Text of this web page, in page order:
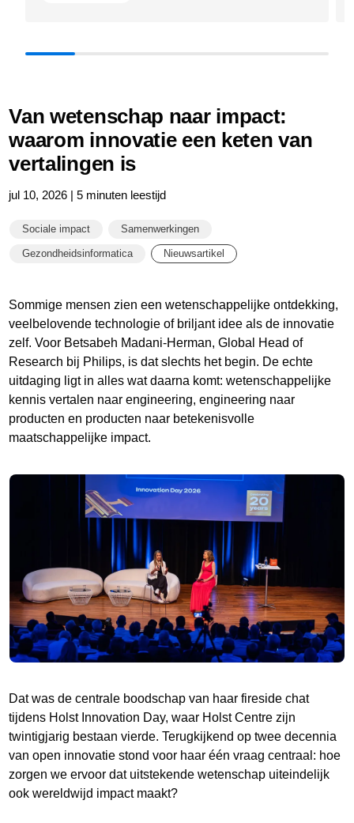
Van wetenschap naar impact:
waarom innovatie een keten van
vertalingen is
jul 10, 2026 | 5 minuten leestijd
Sociale impact Samenwerkingen
Gezondheidsinformatica Nieuwsartikel
Sommige mensen zien een wetenschappelijke ontdekking,
veelbelovende technologie of briljant idee als de innovatie
zelf. Voor Betsabeh Madani-Herman, Global Head of
Research bij Philips, is dat slechts het begin. De echte
uitdaging ligt in alles wat daarna komt: wetenschappelijke
kennis vertalen naar engineering, engineering naar
producten en producten naar betekenisvolle
maatschappelijke impact.
Dat was de centrale boodschap van haar fireside chat
tijdens Holst Innovation Day, waar Holst Centre zijn
twintigjarig bestaan vierde. Terugkijkend op twee decennia
van open innovatie stond voor haar één vraag centraal: hoe
zorgen we ervoor dat uitstekende wetenschap uiteindelijk
ook wereldwijd impact maakt?